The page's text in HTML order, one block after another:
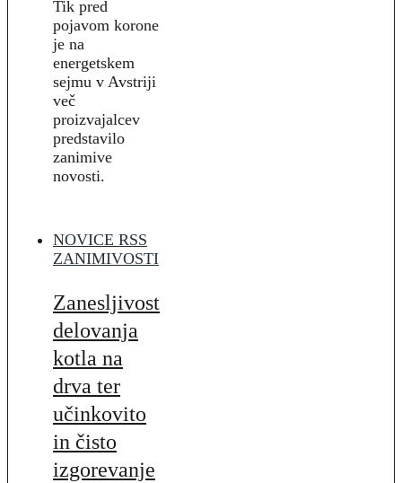
Tik pred
pojavom korone
je na
energetskem
sejmu v Avstriji
več
proizvajalcev
predstavilo
zanimive
novosti.
NOVICE RSS
ZANIMIVOSTI
Zanesljivost
delovanja
kotla na
drva ter
učinkovito
in čisto
izgorevanje